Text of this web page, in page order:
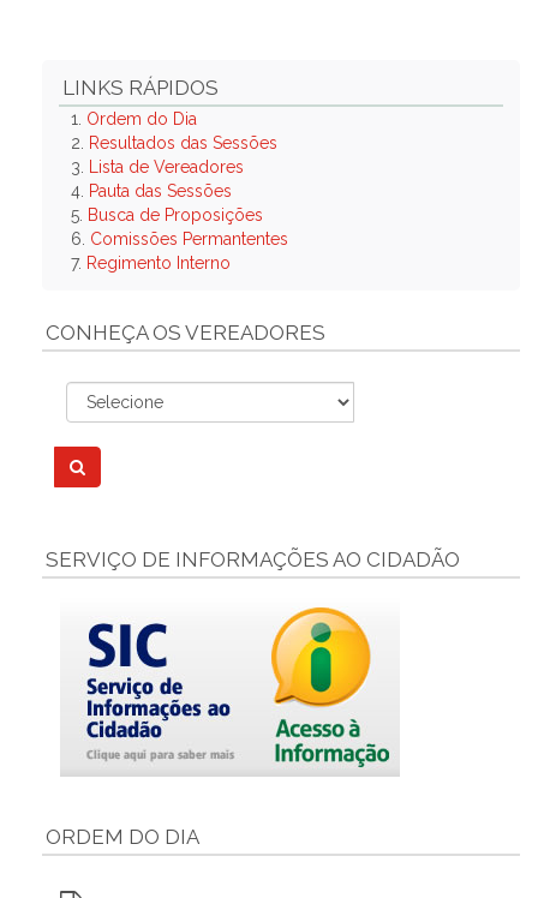
LINKS RÁPIDOS
1. Ordem do Dia
2.
Resultados das Sessões
3.
Lista de Vereadores
4. Pauta das Sessões
5. Busca de Proposições
6. Comissões Permantentes
7. Regimento Interno
CONHEÇA OS VEREADORES
SERVIÇO DE INFORMAÇÕES AO CIDADÃO
ORDEM DO DIA